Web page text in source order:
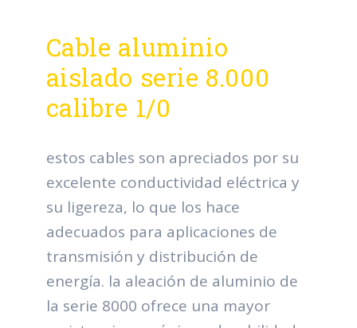
Cable aluminio
aislado serie 8.000
calibre 1/0
estos cables son apreciados por su
excelente conductividad eléctrica y
su ligereza, lo que los hace
adecuados para aplicaciones de
transmisión y distribución de
energía. la aleación de aluminio de
la serie 8000 ofrece una mayor